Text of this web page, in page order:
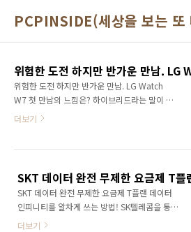
PCPINSIDE(세상을 보는 또
위험한 도전 하지만 반가운 만남. LG Watch
W7 첫 만남의 느낌은? 하이브리드라는 말이 마
냥 좋은 말은 아니다. 양쪽 모두의 장점만을 가지
붙은 가장 큰 이유는 바로 워치페이스를 통해 구
현되는 일반적인 스마트워치와 달리 W7은 시침
과 분침 즉, 시계 바늘을 탑재했기 때문이다. 그
렇다면 W7는 아날로그와 디지털의 장점만을 잘
더보기
SKT 데이터 완전 무제한 요금제 T플랜 데이터
인피니티를 알차게 쓰는 방법! SK텔레콤을 통해
T플랜이 출시되고 난 후 바로 T플랜을 갈아탔다.
더보기